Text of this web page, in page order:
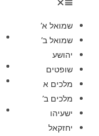
שמואל א’
שמואל ב’
יהושע
שופטים
מלכים א
מלכים ב’
ישעיהו
יחזקאל